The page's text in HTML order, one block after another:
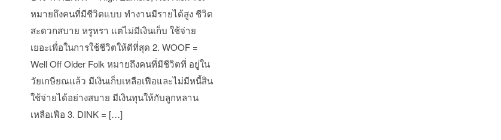
หมายถึงคนที่มีชีวิตแบบ ทำงานมีรายได้สูง ชีวิต
สะดวกสบาย หรูหรา แต่ไม่มีเงินเก็บ ใช้จ่าย
เยอะเพื่อในการใช้ชีวิตให้ดีที่สุด 2. WOOF =
Well Off Older Folk หมายถึงคนที่มีชีวิตที่ อยู่ใน
วัยเกษียณแล้ว มีเงินเก็บเหลือเฟือและไม่มีหนี้สิน
ใช้จ่ายได้อย่างสบาย มีเงินทุนให้กับลูกหลาน
เหลือเฟือ 3. DINK = […]